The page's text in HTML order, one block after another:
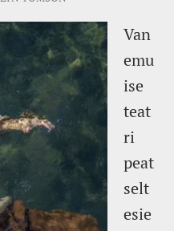
Van
emu
ise
teat
ri
peat
selt
esie